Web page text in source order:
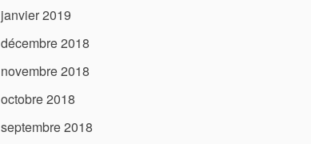
janvier 2019
décembre 2018
novembre 2018
octobre 2018
septembre 2018